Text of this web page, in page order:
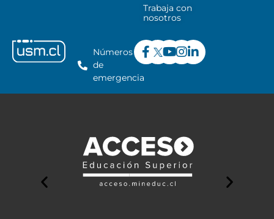
Trabaja con
nosotros
Números
de
emergencia